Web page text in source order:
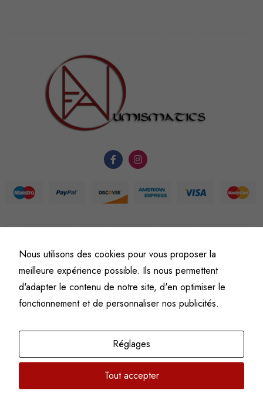
©Fine art numismatics– Tous droits réservés.
Politique de confidentialité
Conditions générales de vente et d’utilisation
Mentions légales
Nous utilisons des cookies pour vous proposer la
meilleure expérience possible. Ils nous permettent
d'adapter le contenu de notre site, d'en optimiser le
fonctionnement et de personnaliser nos publicités.
Réglages
Tout accepter
améliorer la
fonction de
l'usage qu'il
Experience
Ces cookies
nous servent
à optimiser
afin qu'il
fonctionne au
mieux lors de